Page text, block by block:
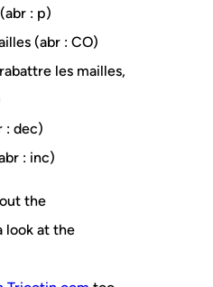
: p)
(abr : CO)
les mailles,
: dec)
: inc)
the
look at the